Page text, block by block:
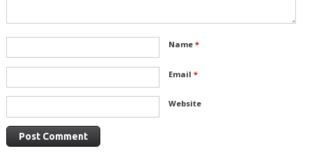
Name *
Email *
Website